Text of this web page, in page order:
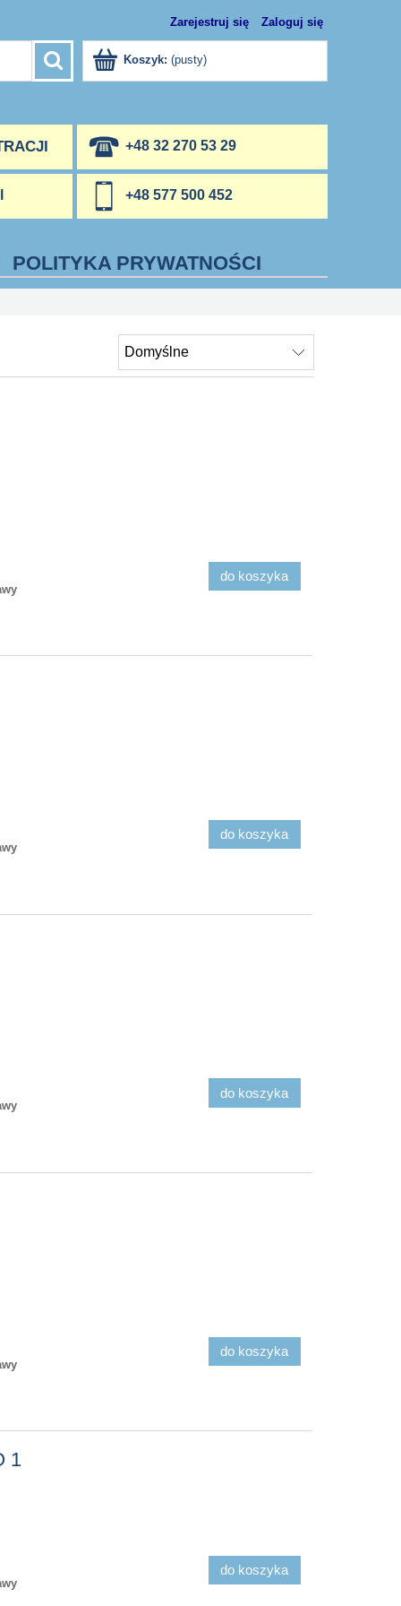
Zarejestruj się Zaloguj się
Koszyk: (pusty)
+48 32 270 53 29
+48 577 500 452
POLITYKA PRYWATNOŚCI
do koszyka
do koszyka
do koszyka
do koszyka
1
do koszyka